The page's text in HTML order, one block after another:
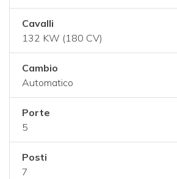
Cavalli
132 KW (180 CV)
Cambio
Automatico
Porte
5
Posti
7